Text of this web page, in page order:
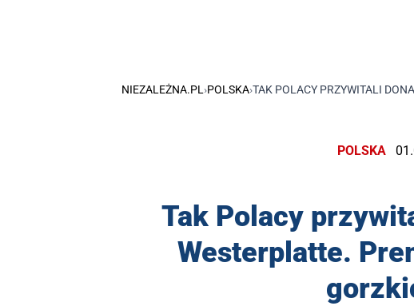
NIEZALEŻNA.PL ›POLSKA›TAK POLACY PRZYWITALI
POLSKA
Tak Polacy
Westerplatte.